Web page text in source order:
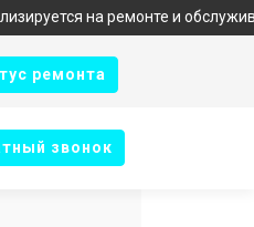
на ремонте и обслуживании
ремонта
звонок